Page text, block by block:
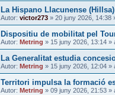
La Hispano Llacunense (Hillsa)
Autor: victor273 » 20 juny 2026, 14:38
Dispositiu de mobilitat pel
Autor: Metring » 15 juny 2026, 13:14 »
La Generalitat estudia
Autor: Metring » 15 juny 2026, 12:04 »
Territori impulsa la formació
Autor: Metring » 09 juny 2026, 21:53 »